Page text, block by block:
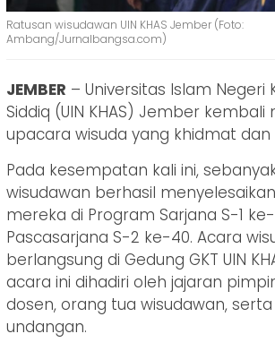
Ratusan wisudawan UIN KHAS Jember (Foto:
Ambang/Jurnalbangsa.com)
JEMBER – Universitas Islam Negeri
Siddiq (UIN KHAS) Jember
upacara wisuda yang khidmat
Pada kesempatan kali ini,
wisudawan berhasil
mereka di Program Sarjana S-1
Pascasarjana S-2 ke-40. Acara
berlangsung di Gedung GKT UIN
acara ini dihadiri oleh jajaran
dosen, orang tua wisudawan,
undangan.